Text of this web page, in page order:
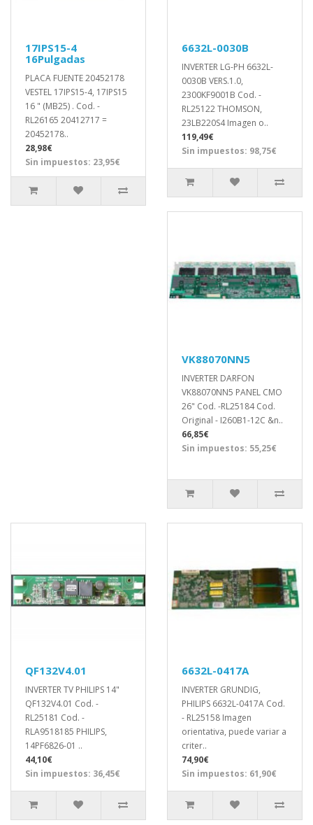
17IPS15-4
16Pulgadas
PLACA FUENTE 20452178
VESTEL 17IPS15-4, 17IPS15
16 " (MB25) . Cod. -
RL26165 20412717 =
20452178..
28,98€
Sin impuestos: 23,95€
6632L-0030B
INVERTER LG-PH 6632L-
0030B VERS.1.0,
2300KF9001B Cod. -
RL25122 THOMSON,
23LB220S4 Imagen o..
119,49€
Sin impuestos: 98,75€
VK88070NN5
INVERTER DARFON
VK88070NN5 PANEL CMO
26" Cod. -RL25184 Cod.
Original - I260B1-12C &n..
66,85€
Sin impuestos: 55,25€
QF132V4.01
INVERTER TV PHILIPS 14"
QF132V4.01 Cod. -
RL25181 Cod. -
RLA9518185 PHILIPS,
14PF6826-01 ..
44,10€
Sin impuestos: 36,45€
6632L-0417A
INVERTER GRUNDIG,
PHILIPS 6632L-0417A Cod.
- RL25158 Imagen
orientativa, puede variar a
criter..
74,90€
Sin impuestos: 61,90€